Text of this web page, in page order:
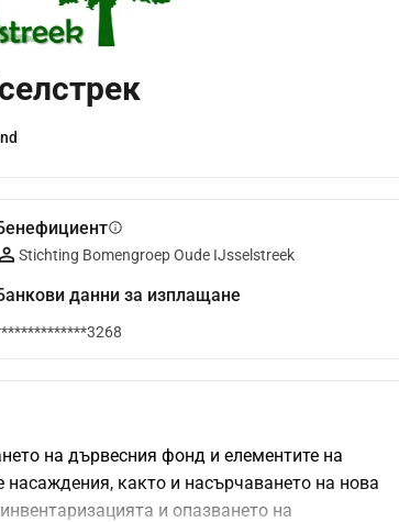
info
Stichting Bomengroep Oude IJsselstreek
данни за изплащане
на дървесния фонд и елементите на
както и насърчаването на нова
и опазването на